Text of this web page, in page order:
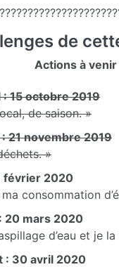
de
Actions à venir
15 octobre 2019
de saison. »
21 novembre 2019
»
février 2020
consommation
20 mars 2020
d’eau et je
: 30 avril 2020